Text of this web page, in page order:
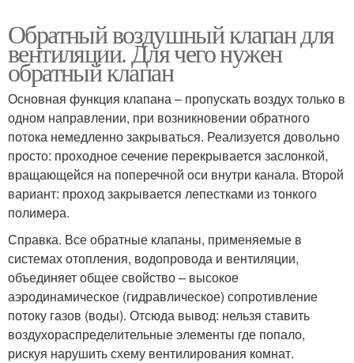
Обратный воздушный клапан для
вентиляции. Для чего нужен
обратный клапан
Основная функция клапана – пропускать воздух только в
одном направлении, при возникновении обратного
потока немедленно закрываться. Реализуется довольно
просто: проходное сечение перекрывается заслонкой,
вращающейся на поперечной оси внутри канала. Второй
вариант: проход закрывается лепестками из тонкого
полимера.
Справка. Все обратные клапаны, применяемые в
системах отопления, водопровода и вентиляции,
объединяет общее свойство – высокое
аэродинамическое (гидравлическое) сопротивление
потоку газов (воды). Отсюда вывод: нельзя ставить
воздухораспределительные элементы где попало,
рискуя нарушить схему вентилирования комнат.